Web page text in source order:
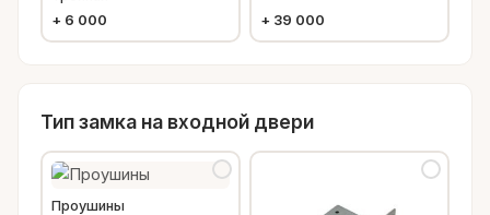
+ 6 000 + 39 000
Тип замка на входной двери
Проушины